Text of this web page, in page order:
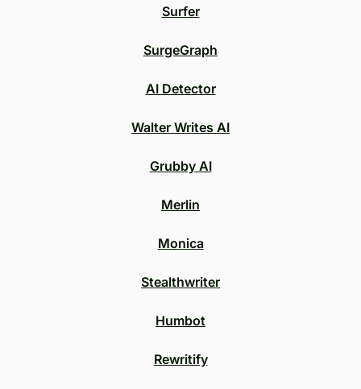
Surfer
SurgeGraph
AI Detector
Walter Writes AI
Grubby AI
Merlin
Monica
Stealthwriter
Humbot
Rewritify